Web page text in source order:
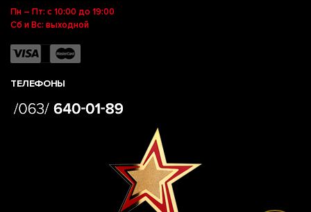
Пн – Пт: с 10:00 до 19:00
Сб и Вс: выходной
ТЕЛЕФОНЫ